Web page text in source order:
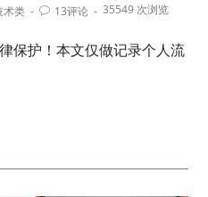
术类 13评论 35549 次浏览
保护！本文仅做记录个人流